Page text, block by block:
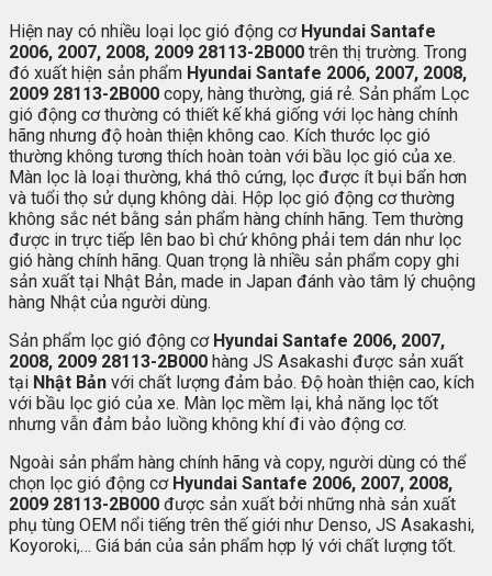
Hiện nay có nhiều loại lọc gió động cơHyundai Santafe
2006, 2007, 2008, 2009 28113-2B000 trên thị trường. Trong
đó xuất hiện sản phẩm Hyundai Santafe 2006, 2007, 2008,
2009 28113-2B000 copy, hàng thường, giá rẻ. Sản phẩm Lọc
gió động cơ thường có thiết kế khá giống với lọc hàng chính
hãng nhưng độ hoàn thiện không cao. Kích thước lọc gió
thường không tương thích hoàn toàn với bầu lọc gió của xe.
Màn lọc là loại thường, khá thô cứng, lọc được ít bụi bẩn hơn
và tuổi thọ sử dụng không dài. Hộp lọc gió động cơ thường
không sắc nét bằng sản phẩm hàng chính hãng. Tem thường
được in trực tiếp lên bao bì chứ không phải tem dán như lọc
gió hàng chính hãng. Quan trọng là nhiều sản phẩm copy ghi
sản xuất tại Nhật Bản, made in Japan đánh vào tâm lý chuộng
hàng Nhật của người dùng.
Sản phẩm lọc gió động cơ Hyundai Santafe 2006, 2007,
2008, 2009 28113-2B000 hàng JS Asakashi được sản xuất
tại Nhật Bản với chất lượng đảm bảo. Độ hoàn thiện cao, kích
với bầu lọc gió của xe. Màn lọc mềm lại, khả năng lọc tốt
nhưng vẫn đảm bảo luồng không khí đi vào động cơ.
Ngoài sản phẩm hàng chính hãng và copy, người dùng có thể
chọn lọc gió động cơ Hyundai Santafe 2006, 2007, 2008,
2009 28113-2B000 được sản xuất bởi những nhà sản xuất
phụ tùng OEM nổi tiếng trên thế giới như Denso, JS Asakashi,
Koyoroki,… Giá bán của sản phẩm hợp lý với chất lượng tốt.